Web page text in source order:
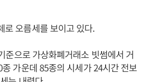
로 오름세를 보이고 있다.
준으로 가상화폐거래소 빗썸에서 거
가운데 85종의 시세가 24시간 전보